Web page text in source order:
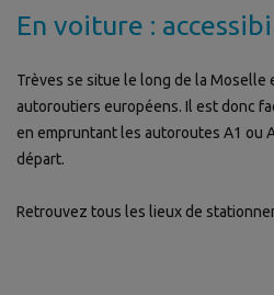
En voiture :
Trèves se situe le long de la Moselle
autoroutiers européens. Il est donc
en empruntant les autoroutes A1 ou
départ.
Retrouvez tous les lieux de